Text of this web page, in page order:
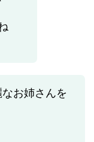
お姉さんを